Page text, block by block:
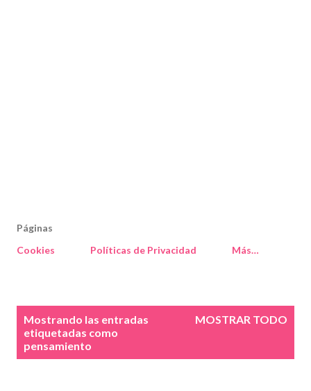
Páginas
Cookies
Políticas de Privacidad Más…
Mostrando las entradas
etiquetadas como
pensamiento
MOSTRAR TODO